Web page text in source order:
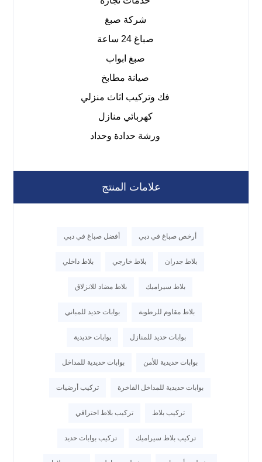
شركة صبغ
صباغ 24 ساعة
صبغ ابواب
صيانة مطابخ
فك وتركيب اثاث منزلي
كهربائي منازل
ورشة حدادة وحداد
علامات المنتج
أرخص صباغ في دبي أفضل صباغ في دبي
بلاط جدران بلاط خارجي بلاط داخلي
بلاط سيراميك بلاط مضاد للانزلاق
بلاط مقاوم للرطوبة بوابات حديد للمباني
بوابات حديد للمنازل بوابات حديدية
بوابات حديدية للأمن بوابات حديدية للمداخل
بوابات حديدية للمداخل الفاخرة تركيب أرضيات
تركيب بلاط تركيب بلاط احترافي
تركيب بلاط سيراميك تركيب بوابات حديد